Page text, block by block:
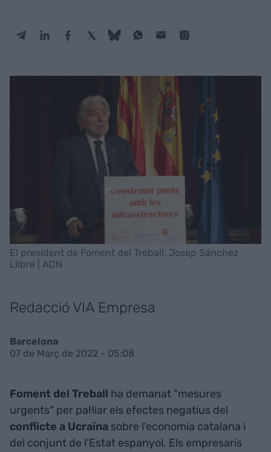
El president de Foment del Treball, Josep Sánchez
Llibre | ACN
Redacció VIA Empresa
Barcelona
07 de Març de 2022 - 05:08
Foment del Treball ha demanat "mesures
urgents" per pal·liar els efectes negatius del
conflicte a Ucraïna sobre l'economia catalana i
del conjunt de l'Estat espanyol. Els empresaris